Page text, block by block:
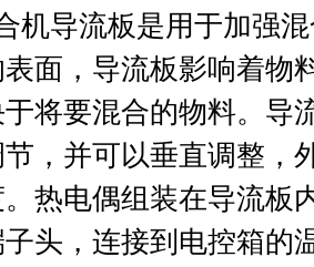
导流板是用于加强混
面，导流板影响着物
将要混合的物料。导
，并可以垂直调整，
热电偶组装在导流板
头，连接到电控箱的